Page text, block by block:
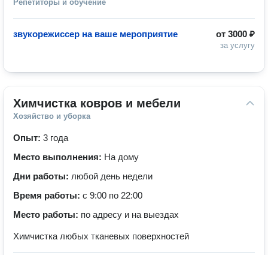
Репетиторы и обучение
от 3000 ₽
за услугу
звукорежиссер на ваше мероприятие
Химчистка ковров и мебели
Хозяйство и уборка
Опыт: 3 года
Место выполнения: На дому
Дни работы: любой день недели
Время работы: с 9:00 по 22:00
Место работы: по адресу и на выездах
Химчистка любых тканевых поверхностей